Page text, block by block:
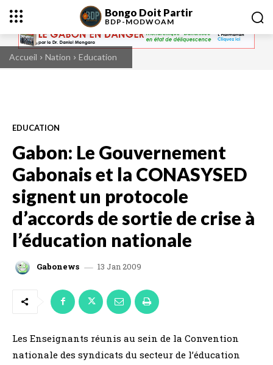
Bongo Doit Partir
BDP-MODWOAM
Accueil Nation Education
EDUCATION
Gabon: Le Gouvernement
Gabonais et la CONASYSED
signent un protocole
d’accords de sortie de crise à
l’éducation nationale
Gabonews 13 Jan 2009
Les Enseignants réunis au sein de la Convention
nationale des syndicats du secteur de l’éducation